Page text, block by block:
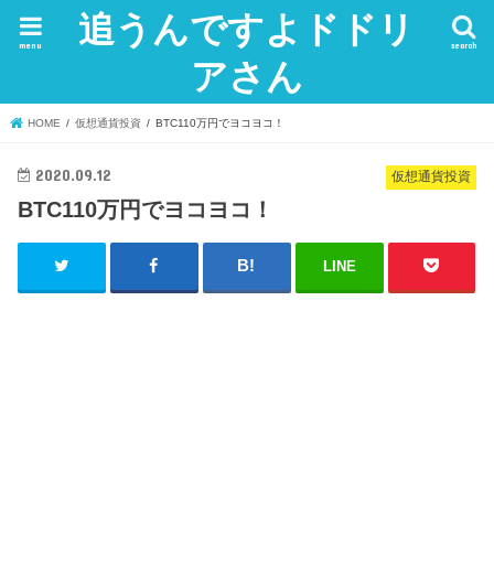
追うんですよドドリ
アさん
search
menu
HOME 仮想通貨投資 BTC110万円でヨコヨコ！
仮想通貨投資
2020.09.12
BTC110万円でヨコヨコ！
LINE